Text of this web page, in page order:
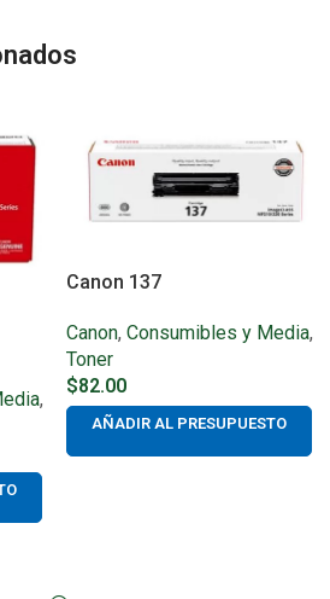
,
Canon 137
Canon, Consumibles y Media,
Toner
$82.00
AÑADIR AL PRESUPUESTO